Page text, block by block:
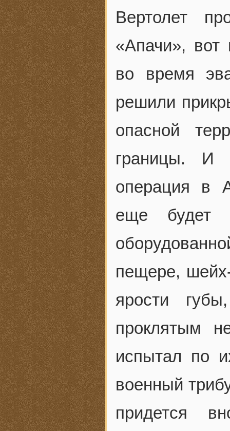
Вертолет
«Апачи»,
во время
решили
опасной
границы. И
операция в
еще будет
пещере,
ярости
проклятым
испытал по
военный
придется